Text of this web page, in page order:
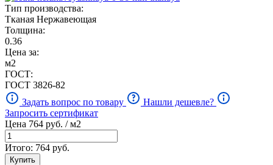
Тип производства:
Тканая Нержавеющая
Толщина:
0.36
Цена за:
м2
ГОСТ:
ГОСТ 3826-82
Задать вопрос по товару
Нашли дешевле?
Запросить сертификат
Цена 764 руб. / м2
Итого: 764 руб.
Купить